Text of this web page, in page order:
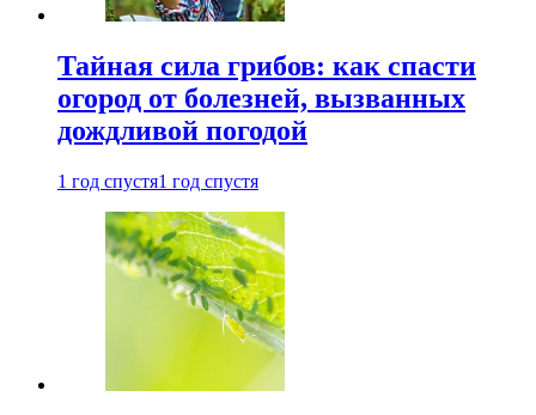
Тайная сила грибов: как спасти
огород от болезней, вызванных
дождливой погодой
1 год спустя1 год спустя